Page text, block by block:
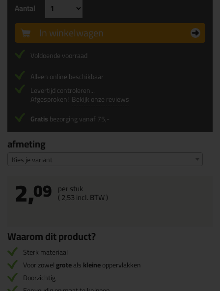
afmeting
Kies je variant
2,09 per stuk
(2,53incl. BTW )
Aantal
In winkelwagen
Voldoende voorraad
Alleen online beschikbaar
Levertijd controleren...
Afgesproken! Bekijk onze reviews
Gratisbezorging vanaf 75,-
Waarom dit product?
Sterk materiaal
Voor zowelgrotealskleineoppervlakken
Doorzichtig